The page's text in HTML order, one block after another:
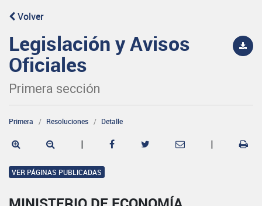
Volver
Legislación y Avisos
Oficiales
Primera sección
Primera Resoluciones Detalle
| |
VER PÁGINAS PUBLICADAS